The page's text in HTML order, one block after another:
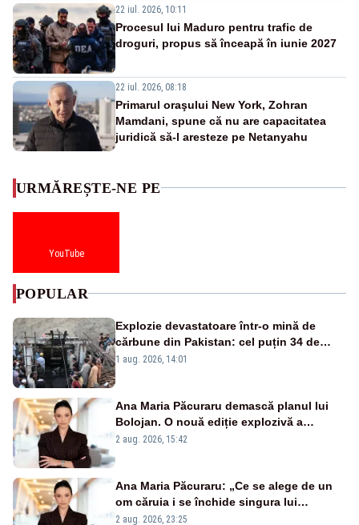
22 iul. 2026, 10:11
Procesul lui Maduro pentru trafic de
droguri, propus să înceapă în iunie 2027
22 iul. 2026, 08:18
Primarul oraşului New York, Zohran
Mamdani, spune că nu are capacitatea
juridică să-l aresteze pe Netanyahu
URMĂREȘTE-NE PE
YouTube
POPULAR
Explozie devastatoare într-o mină de
cărbune din Pakistan: cel puțin 34 de
morți - VIDEO
1 aug. 2026, 14:01
Ana Maria Păcuraru demască planul lui
Bolojan. O nouă ediție explozivă a
emisiunii „Miza Zilei” la Realitatea PLUS
2 aug. 2026, 15:42
Ana Maria Păcuraru: „Ce se alege de un
om căruia i se închide singura lui
portiță?”
2 aug. 2026, 23:25